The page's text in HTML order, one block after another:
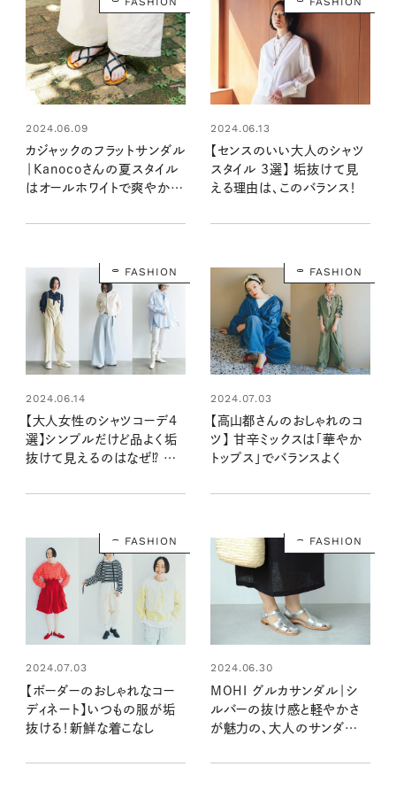
2024.06.09
カジャックのフラットサンダル
｜Kanocoさんの夏スタイル
はオールホワイトで爽やかに
2024.06.13
【センスのいい大人のシャツ
スタイル 3選】 垢抜けて見
える理由は、このバランス！
FASHION
2024.06.14
【大人女性のシャツコーデ4
選】シンプルだけど品よく垢
抜けて見えるのはなぜ⁉ 今
FASHION
2024.07.03
【高山都さんのおしゃれのコ
ツ】 甘辛ミックスは「華やか
トップス」でバランスよく
FASHION
2024.07.03
【ボーダーのおしゃれなコー
ディネート】いつもの服が垢
抜ける！新鮮な着こなし
FASHION
2024.06.30
MOHI グルカサンダル｜シ
ルバーの抜け感と軽やかさ
が魅力の、大人のサンダル